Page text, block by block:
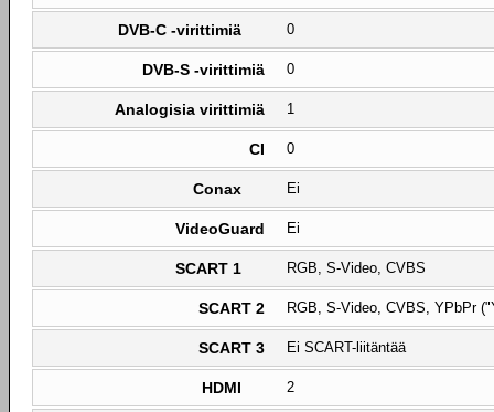
DVB-C -virittimiä 0
DVB-S -virittimiä 0
Analogisia virittimiä 1
CI 0
Conax Ei
VideoGuard Ei
SCART 1 RGB, S-Video, CVBS
SCART 2 RGB, S-Video, CVBS, YPbPr
SCART 3 Ei SCART-liitäntää
HDMI 2